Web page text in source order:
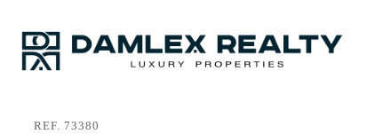
REF. 73380